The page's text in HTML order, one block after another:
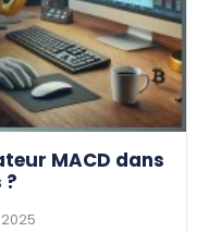
MACD dans